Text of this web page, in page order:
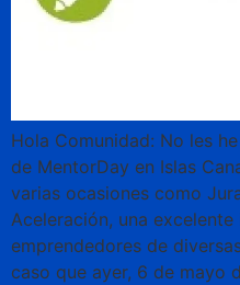
Hola Comunidad: No les
de MentorDay en Islas
varias ocasiones como
Aceleración, una
emprendedores de
caso que ayer, 6 de mayo